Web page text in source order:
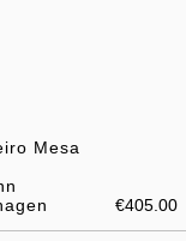
Mesa
€405.00